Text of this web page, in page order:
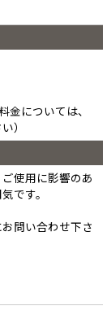
金については、
）
使用に影響のあ
です。
問い合わせ下さ